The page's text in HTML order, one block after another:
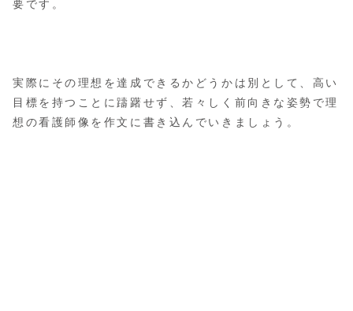
要です。
実際にその理想を達成できるかどうかは別として、高い
目標を持つことに躊躇せず、若々しく前向きな姿勢で理
想の看護師像を作文に書き込んでいきましょう。